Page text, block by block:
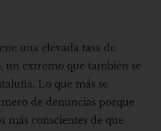
una elevada tasa de
un extremo que también se
Lo que más se
de denuncias porque
más conscientes de que